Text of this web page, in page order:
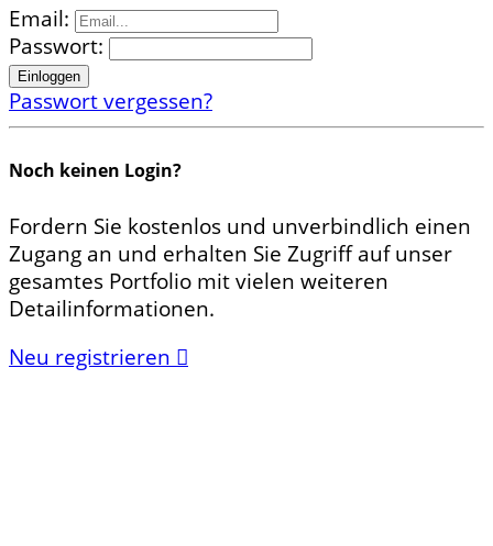
Email:
Passwort:
Passwort vergessen?
Noch keinen Login?
Fordern Sie kostenlos und unverbindlich einen
Zugang an und erhalten Sie Zugriff auf unser
gesamtes Portfolio mit vielen weiteren
Detailinformationen.
Neu registrieren